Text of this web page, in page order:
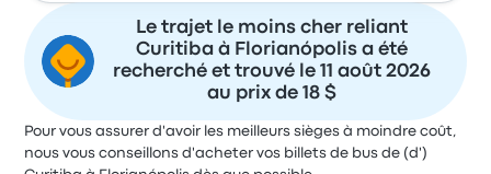
Le trajet le moins cher reliant
Curitiba à Florianópolis a été
recherché et trouvé le 11 août 2026
au prix de 18 $
Pour vous assurer d'avoir les meilleurs sièges à moindre coût,
nous vous conseillons d'acheter vos billets de bus de (d')